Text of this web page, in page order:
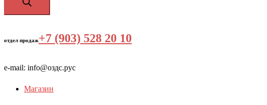
отдел продаж+7 (903) 528 20 10
e-mail: info@оздс.рус
Магазин